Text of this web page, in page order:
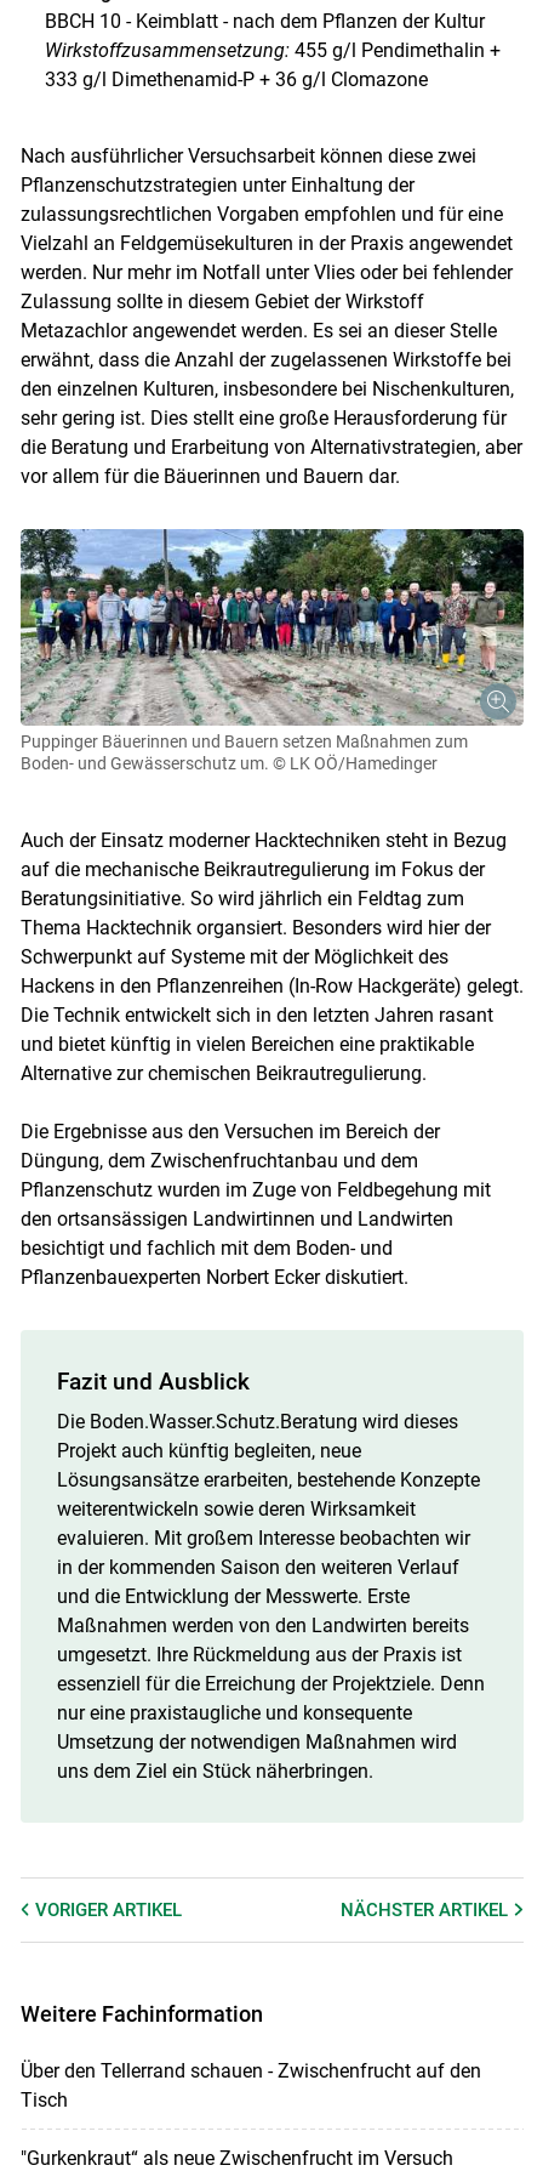
BBCH 10 - Keimblatt - nach dem Pflanzen der Kultur
Wirkstoffzusammensetzung: 455 g/l Pendimethalin +
333 g/l Dimethenamid-P + 36 g/l Clomazone
Nach ausführlicher Versuchsarbeit können diese zwei
Pflanzenschutzstrategien unter Einhaltung der
zulassungsrechtlichen Vorgaben empfohlen und für eine
Vielzahl an Feldgemüsekulturen in der Praxis angewendet
werden. Nur mehr im Notfall unter Vlies oder bei fehlender
Zulassung sollte in diesem Gebiet der Wirkstoff
Metazachlor angewendet werden. Es sei an dieser Stelle
erwähnt, dass die Anzahl der zugelassenen Wirkstoffe bei
den einzelnen Kulturen, insbesondere bei Nischenkulturen,
sehr gering ist. Dies stellt eine große Herausforderung für
die Beratung und Erarbeitung von Alternativstrategien, aber
vor allem für die Bäuerinnen und Bauern dar.
Puppinger Bäuerinnen und Bauern setzen Maßnahmen zum
Boden- und Gewässerschutz um. © LK OÖ/Hamedinger
Auch der Einsatz moderner Hacktechniken steht in Bezug
auf die mechanische Beikrautregulierung im Fokus der
Beratungsinitiative. So wird jährlich ein Feldtag zum
Thema Hacktechnik organsiert. Besonders wird hier der
Schwerpunkt auf Systeme mit der Möglichkeit des
Hackens in den Pflanzenreihen (In-Row Hackgeräte) gelegt.
Die Technik entwickelt sich in den letzten Jahren rasant
und bietet künftig in vielen Bereichen eine praktikable
Alternative zur chemischen Beikrautregulierung.
Die Ergebnisse aus den Versuchen im Bereich der
Düngung, dem Zwischenfruchtanbau und dem
Pflanzenschutz wurden im Zuge von Feldbegehung mit
den ortsansässigen Landwirtinnen und Landwirten
besichtigt und fachlich mit dem Boden- und
Pflanzenbauexperten Norbert Ecker diskutiert.
Fazit und Ausblick
Die Boden.Wasser.Schutz.Beratung wird dieses
Projekt auch künftig begleiten, neue
Lösungsansätze erarbeiten, bestehende Konzepte
weiterentwickeln sowie deren Wirksamkeit
evaluieren. Mit großem Interesse beobachten wir
in der kommenden Saison den weiteren Verlauf
und die Entwicklung der Messwerte. Erste
Maßnahmen werden von den Landwirten bereits
umgesetzt. Ihre Rückmeldung aus der Praxis ist
essenziell für die Erreichung der Projektziele. Denn
nur eine praxistaugliche und konsequente
Umsetzung der notwendigen Maßnahmen wird
uns dem Ziel ein Stück näherbringen.
VORIGER ARTIKEL NÄCHSTERARTIKEL
Weitere Fachinformation
Über den Tellerrand schauen - Zwischenfrucht auf den
Tisch
"Gurkenkraut“ als neue Zwischenfrucht im Versuch